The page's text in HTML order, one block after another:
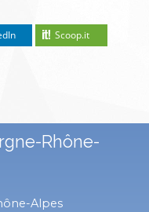
Scoop.it
Rhône-
Alpes